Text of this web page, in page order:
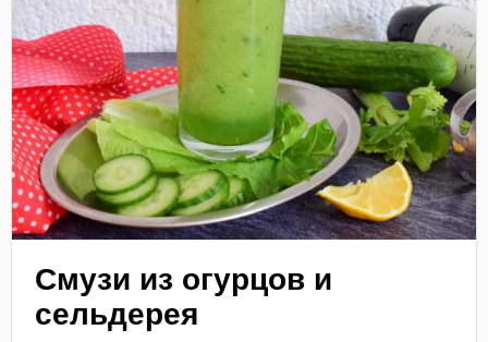
Смузи из огурцов и
сельдерея